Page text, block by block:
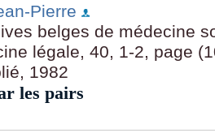
Pierre
belges de médecine
légale, 40, 1-2, page
1982
les pairs